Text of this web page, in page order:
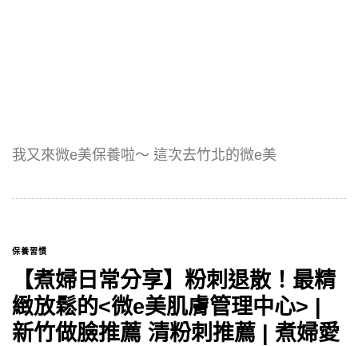
我又來微e美保養啦～ 這次去竹北的微e美
保養習慣
【煮婦日常分享】粉刺退散！最精
緻放鬆的<微e美肌膚管理中心> |
新竹做臉推薦 清粉刺推薦 | 煮婦愛